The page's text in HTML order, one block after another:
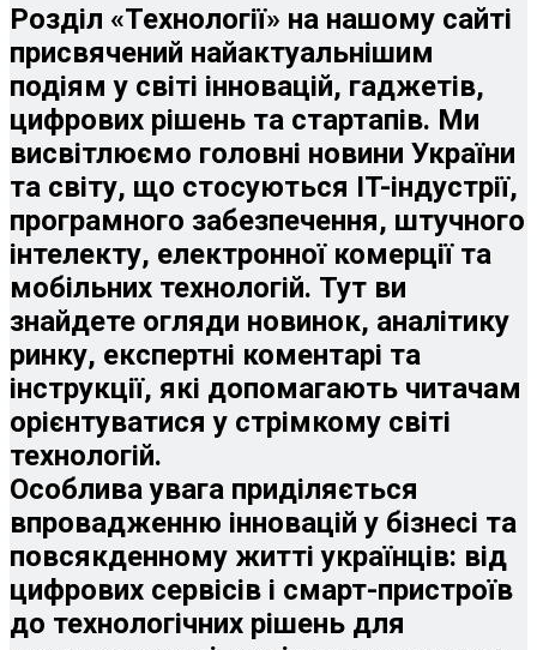
Розділ «Технології» на нашому сайті
присвячений найактуальнішим
подіям у світі інновацій, гаджетів,
цифрових рішень та стартапів. Ми
висвітлюємо головні новини України
та світу, що стосуються IT-індустрії,
програмного забезпечення, штучного
інтелекту, електронної комерції та
мобільних технологій. Тут ви
знайдете огляди новинок, аналітику
ринку, експертні коментарі та
інструкції, які допомагають читачам
орієнтуватися у стрімкому світі
технологій.
Особлива увага приділяється
впровадженню інновацій у бізнесі та
повсякденному житті українців: від
цифрових сервісів і смарт-пристроїв
до технологічних рішень для